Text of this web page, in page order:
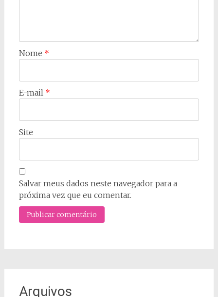
Nome *
E-mail *
Site
Salvar meus dados neste navegador para a
próxima vez que eu comentar.
Arquivos